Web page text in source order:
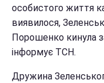
особистого життя
виявилося,
Порошенко кинула
інформує ТСН.
Дружина